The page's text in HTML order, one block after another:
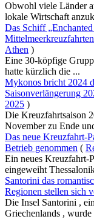
Obwohl viele Länder
lokale Wirtschaft
Das Schiff
Athen )
Eine 30-köpfige
hatte kürzlich die ...
Mykonos bricht 2024
Saisonverlängerung
2025 )
Die Kreuzfahrtsaison
November zu Ende
Das neue Kreuzfahrt-
Betrieb genommen (
Ein neues Kreuzfahrt-
eingeweiht
Santorini das
Regionen stellen sich
Die Insel Santorini ,
Griechenlands , wurde